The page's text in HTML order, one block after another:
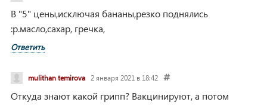
В "5" цены,исключая бананы,резко поднялись
:р.масло,сахар, гречка,
Ответить
mulithan temirova 2 января 2021 в 18:42
Откуда знают какой грипп? Вакцинируют, а потом